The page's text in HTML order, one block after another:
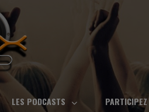
LES PODCASTS PARTICIPEZ